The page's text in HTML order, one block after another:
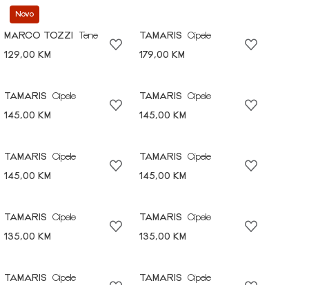
Novo
MARCO TOZZI
Tene
129,00 KM
TAMARIS
Cipele
179,00 KM
TAMARIS
Cipele
145,00 KM
TAMARIS
Cipele
145,00 KM
TAMARIS
Cipele
145,00 KM
TAMARIS
Cipele
145,00 KM
TAMARIS
Cipele
135,00 KM
TAMARIS
Cipele
135,00 KM
TAMARIS
Cipele
TAMARIS
Cipele